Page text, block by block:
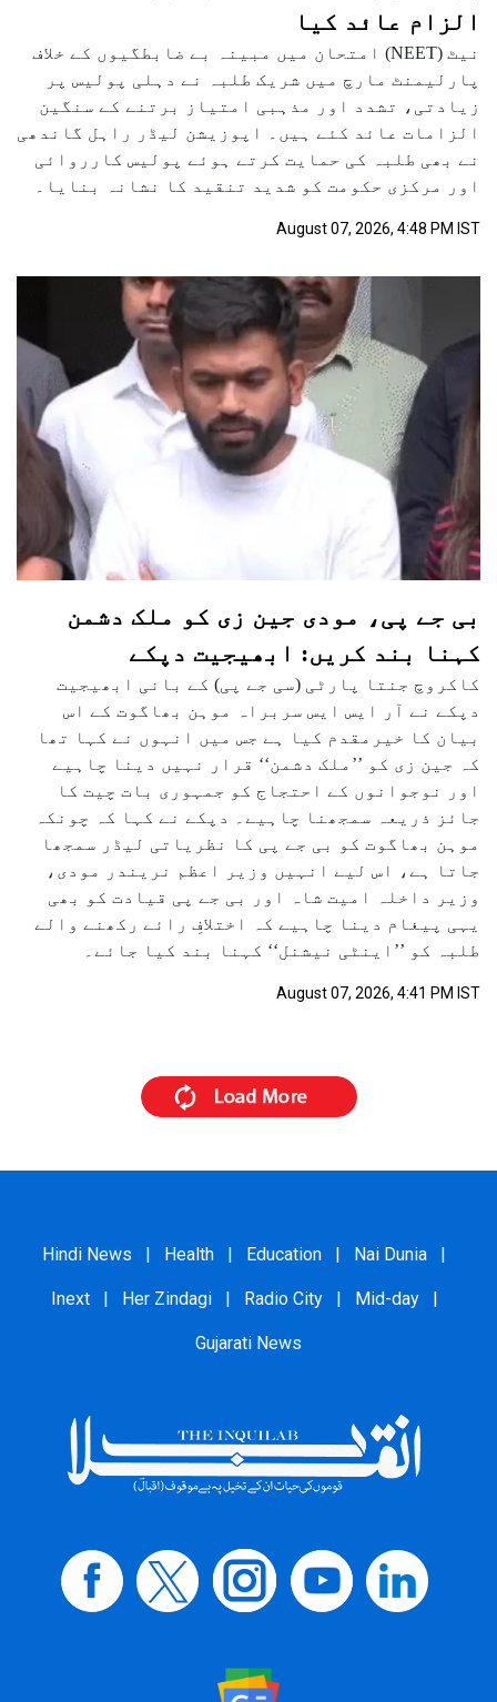
الزام عائد کیا
نیٹ (NEET) امتحان میں مبینہ بے ضابطگیوں کے خلاف
پارلیمنٹ مارچ میں شریک طلبہ نے دہلی پولیس پر
زیادتی، تشدد اور مذہبی امتیاز برتنے کے سنگین
الزامات عائد کئے ہیں۔ اپوزیشن لیڈر راہل گاندھی
نے بھی طلبہ کی حمایت کرتے ہوئے پولیس کارروائی
اور مرکزی حکومت کو شدید تنقید کا نشانہ بنایا۔
August 07, 2026, 4:48 PM IST
بی جے پی، مودی جین زی کو ملک دشمن
کہنا بند کریں: ابھیجیت دپکے
کاکروچ جنتا پارٹی (سی جے پی) کے بانی ابھیجیت
دپکے نے آر ایس ایس سربراہ موہن بھاگوت کے اس
بیان کا خیرمقدم کیا ہے جس میں انہوں نے کہا تھا
کہ جین زی کو ’’ملک دشمن‘‘ قرار نہیں دینا چاہیے
اور نوجوانوں کے احتجاج کو جمہوری بات چیت کا
جائز ذریعہ سمجھنا چاہیے۔ دپکے نے کہا کہ چونکہ
موہن بھاگوت کو بی جے پی کا نظریاتی لیڈر سمجھا
جاتا ہے، اس لیے انہیں وزیر اعظم نریندر مودی،
وزیر داخلہ امیت شاہ اور بی جے پی قیادت کو بھی
یہی پیغام دینا چاہیے کہ اختلافِ رائے رکھنے والے
طلبہ کو ’’اینٹی نیشنل‘‘ کہنا بند کیا جائے۔
August 07, 2026, 4:41 PM IST
Hindi News Health Education Nai Dunia
Inext Her Zindagi Radio City Mid-day
Gujarati News